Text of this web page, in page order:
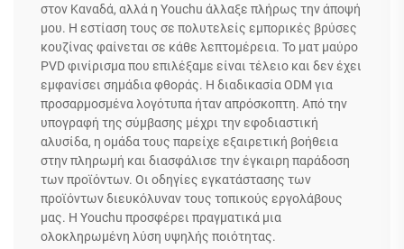
στον Καναδά, αλλά η Youchu άλλαξε πλήρως την άποψή
μου. Η εστίαση τους σε πολυτελείς εμπορικές βρύσες
κουζίνας φαίνεται σε κάθε λεπτομέρεια. Το ματ μαύρο
PVD φινίρισμα που επιλέξαμε είναι τέλειο και δεν έχει
εμφανίσει σημάδια φθοράς. Η διαδικασία ODM για
προσαρμοσμένα λογότυπα ήταν απρόσκοπτη. Από την
υπογραφή της σύμβασης μέχρι την εφοδιαστική
αλυσίδα, η ομάδα τους παρείχε εξαιρετική βοήθεια
στην πληρωμή και διασφάλισε την έγκαιρη παράδοση
των προϊόντων. Οι οδηγίες εγκατάστασης των
προϊόντων διευκόλυναν τους τοπικούς εργολάβους
μας. Η Youchu προσφέρει πραγματικά μια
ολοκληρωμένη λύση υψηλής ποιότητας.